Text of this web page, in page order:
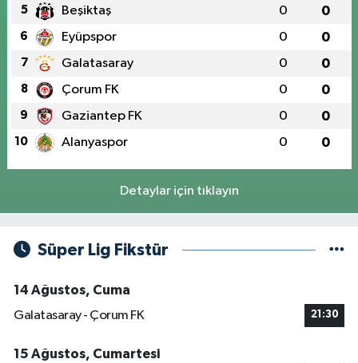
5 Beşiktaş 0 0
6 Eyüpspor 0 0
7 Galatasaray 0 0
8 Çorum FK 0 0
9 Gaziantep FK 0 0
10 Alanyaspor 0 0
Detaylar için tıklayın
Süper Lig Fikstür
14 Ağustos, Cuma
Galatasaray - Çorum FK
21:30
15 Ağustos, Cumartesi